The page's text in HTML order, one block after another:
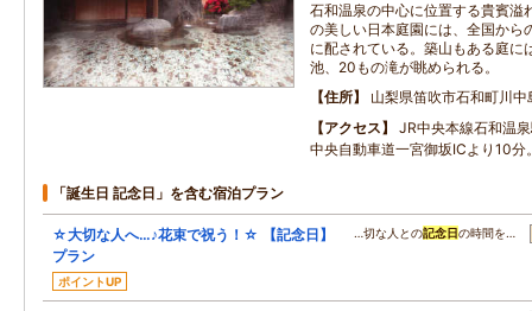
石和温泉の中心に位置する貴賓
の美しい日本庭園には、全国から
に配されている。築山もある庭に
池、20もの滝が眺められる。
住所
山梨県笛吹市石和町川中
アクセス
JR中央本線石和温
中央自動車道一宮御坂ICより10分
「誕生日 記念日」を含む宿泊プラン
☆大切な人へ…♪花束で祝う！☆ 【記念日】
プラン
ポイントUP
…切な人との記念日の時間を…